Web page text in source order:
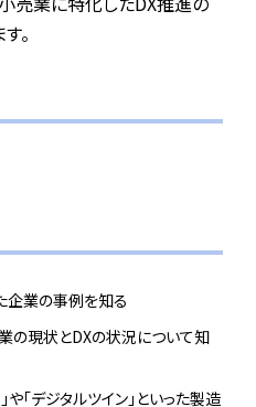
。
企業の事例を知る
の現状とDXの状況について知
や「デジタルツイン」といった製造